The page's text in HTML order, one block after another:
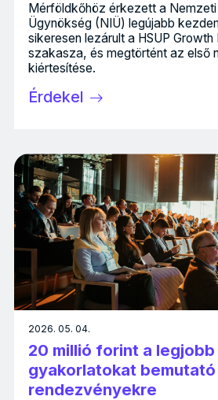
Mérföldkőhöz érkezett a
Ügynökség (NIÜ) legújabb
sikeresen lezárult a HSUP Growth
szakasza, és megtörtént az első
kiértesítése.
Érdekel
2026. 05. 04.
20 millió forint a
gyakorlatokat bemutató
rendezvényekre